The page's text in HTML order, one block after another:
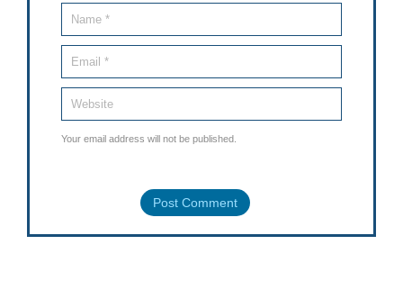
Your email address will not be published.